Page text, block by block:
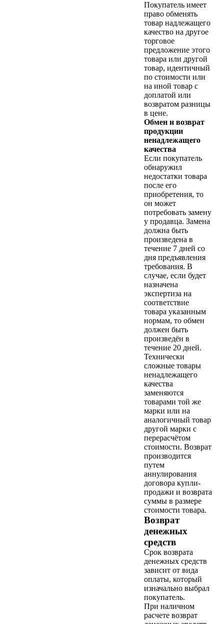
Покупатель имеет
право обменять
товар надлежащего
качество на другое
торговое
предложение этого
товара или другой
товар, идентичный
по стоимости или
на иной товар с
доплатой или
возвратом разницы
в цене.
Обмен и возврат
продукции
ненадлежащего
качества
Если покупатель
обнаружил
недостатки товара
после его
приобретения, то
он может
потребовать замену
у продавца. Замена
должна быть
произведена в
течение 7 дней со
дня предъявления
требования. В
случае, если будет
назначена
экспертиза на
соответствие
товара указанным
нормам, то обмен
должен быть
произведён в
течение 20 дней.
Технически
сложные товары
ненадлежащего
качества
заменяются
товарами той же
марки или на
аналогичный товар
другой марки с
перерасчётом
стоимости. Возврат
производится
путем
аннулирования
договора купли-
продажи и возврата
суммы в размере
стоимости товара.
Возврат
денежных
средств
Срок возврата
денежных средств
зависит от вида
оплаты, который
изначально выбрал
покупатель.
При наличном
расчете возврат